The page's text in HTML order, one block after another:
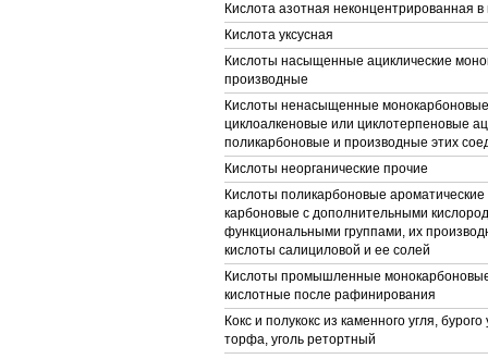
Кислота азотная неконцентрированная
Кислота уксусная
Кислоты насыщенные ациклические
производные
Кислоты ненасыщенные
циклоалкеновые или циклотерпеновые
поликарбоновые и производные этих
Кислоты неорганические прочие
Кислоты поликарбоновые ароматические
карбоновые с дополнительными
функциональными группами, их
кислоты салициловой и ее солей
Кислоты промышленные
кислотные после рафинирования
Кокс и полукокс из каменного угля,
торфа, уголь ретортный